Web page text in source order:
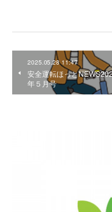
2025.05.28 11:47
安全運転ほっと
年５月号